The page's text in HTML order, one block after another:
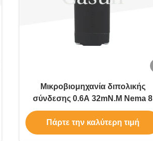
Μικροβιομηχανία διπολικής
σύνδεσης 0.6A 32mN.M Nema 8
Stepper Motor για μηχανή
ομορφιάς
Πάρτε την καλύτερη τιμή